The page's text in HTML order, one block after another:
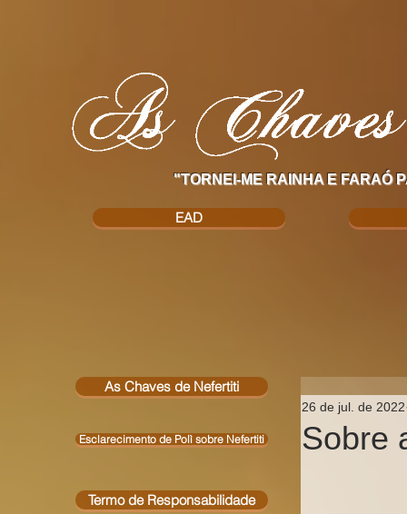
"TORNEI-ME RAINHA E FARAÓ
EAD
Sobre
26 de jul. de 2022
As Chaves de Nefertiti
Termo de Responsabilidade
Esclarecimento de Polì sobre Nefertiti